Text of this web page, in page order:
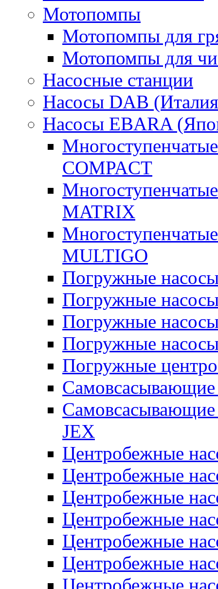
Мотопомпы
Мотопомпы для
Мотопомпы для
Насосные станции
Насосы DAB
Насосы EBARA
COMPACT
MATRIX
MULTIGO
Погружные
Погружные
Погружные
Погружные
Погружные
Самовсасывающие
Самовсасывающие
JEX
Центробежные
Центробежные
Центробежные
Центробежные
Центробежные
Центробежные
Центробежные